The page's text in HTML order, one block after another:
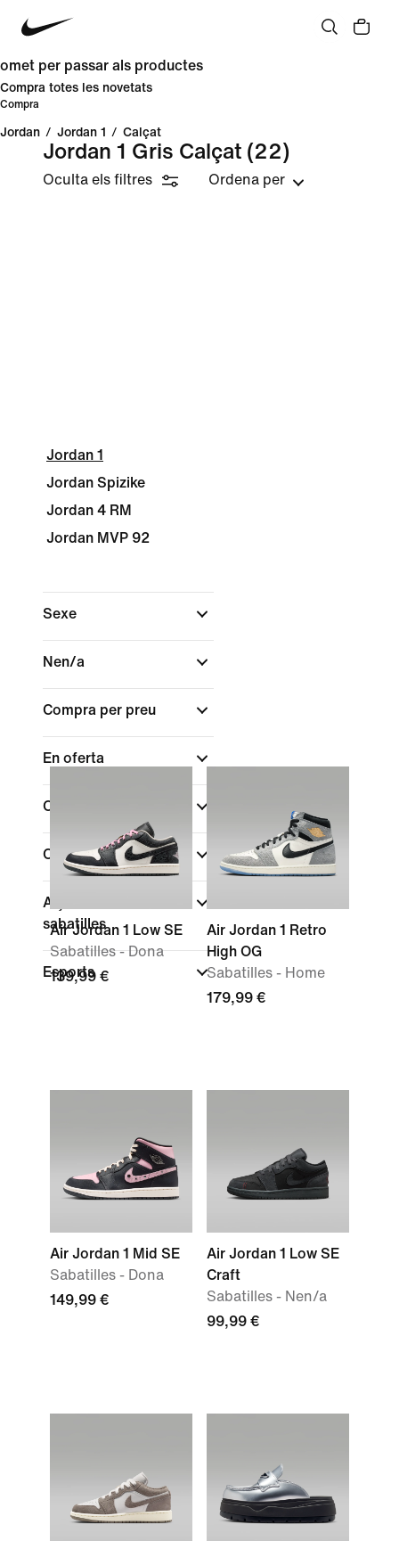
omet per passar als productes
Compra totes les novetats
Compra
Jordan / Jordan 1 / Calçat
Jordan 1 Gris Calçat (22)
Oculta els filtres Ordena per
Jordan 1
Jordan Spizike
Jordan 4 RM
Jordan MVP 92
Sexe
Nen/a
Compra per preu
En oferta
Color
Col·leccions
Alçada de les
sabatilles
Esports
Air Jordan 1 Low SE
Sabatilles - Dona
139,99 €
Air Jordan 1 Retro
High OG
Sabatilles - Home
179,99 €
Air Jordan 1 Mid SE
Sabatilles - Dona
149,99 €
Air Jordan 1 Low SE
Craft
Sabatilles - Nen/a
99,99 €